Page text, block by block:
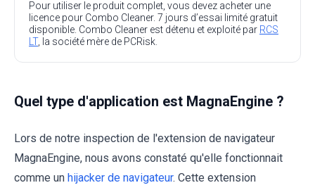
Pour utiliser le produit complet, vous devez acheter une
licence pour Combo Cleaner. 7 jours d’essai limité gratuit
disponible. Combo Cleaner est détenu et exploité par RCS
LT, la société mère de PCRisk.
Quel type d'application est MagnaEngine ?
Lors de notre inspection de l'extension de navigateur
MagnaEngine, nous avons constaté qu'elle fonctionnait
comme un hijacker de navigateur. Cette extension